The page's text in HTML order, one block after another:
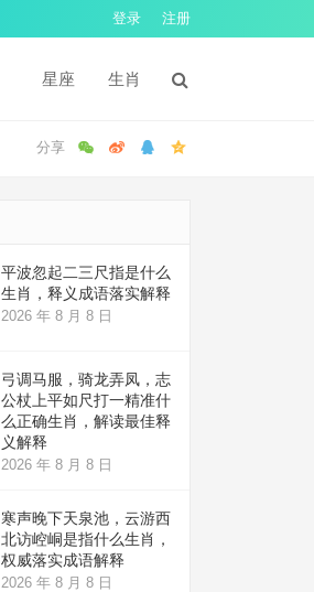
登录 注册
星座 生肖
平波忽起二三尺指是什么
生肖，释义成语落实解释
2026 年 8 月 8 日
弓调马服，骑龙弄凤，志
公杖上平如尺打一精准什
么正确生肖，解读最佳释
义解释
2026 年 8 月 8 日
寒声晚下天泉池，云游西
北访崆峒是指什么生肖，
权威落实成语解释
2026 年 8 月 8 日